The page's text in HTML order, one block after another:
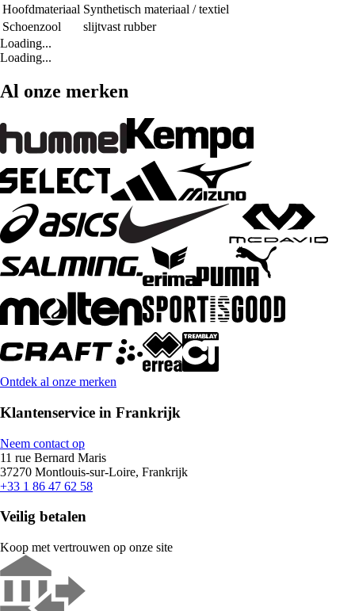
Hoofdmateriaal Synthetisch materiaal / textiel
Schoenzool
slijtvast rubber
Loading...
Loading...
Al onze merken
Ontdek al onze merken
Klantenservice in Frankrijk
Neem contact op
11 rue Bernard Maris
37270 Montlouis-sur-Loire, Frankrijk
+33 1 86 47 62 58
Veilig betalen
Koop met vertrouwen op onze site